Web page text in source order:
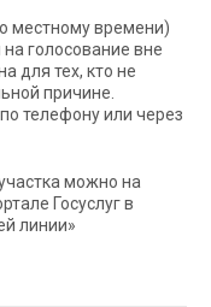
местному времени)
голосование вне
для тех, кто не
причине.
телефону или через
можно на
Госуслуг в
линии»